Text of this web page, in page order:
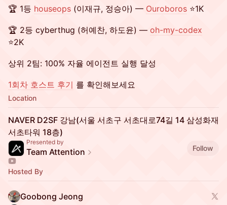
🏆 1등 houseops (이재규, 정승아) — Ouroboros ⭐1K
🏆 2등 cyberthug (허예찬, 하도윤) — oh-my-codex
⭐2K
상위 2팀: 100% 자율 에이전트 실행 달성
1회차 호스트 후기 를 확인해보세요
Location
NAVER D2SF 강남(서울 서초구 서초대로74길 14 삼성화재
서초타워 18층)
Presented by
Team Attention Follow
Hosted By
Goobong Jeong